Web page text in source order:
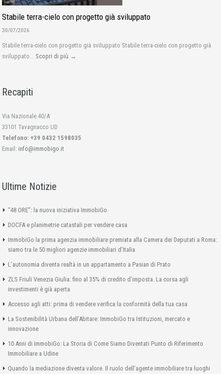
Stabile terra-cielo con progetto già sviluppato
30/07/2026
Stabile terra-cielo con progetto già sviluppato Stabile terra-cielo con progetto già
sviluppato... Scopri di più →
Recapiti
Via Nazionale 40/A
33101 Tavagnacco UD
Telefono: +39 0432 1598035
Email: info@immobigo.it
Ultime Notizie
“48 ORE”: la nuova iniziativa ImmobiGo
DOCFA e planimetrie catastali per vendere casa
ImmobiGo la prima agenzia immobiliare premiata alla Camera dei Deputati a Roma:
siamo tra le 50 migliori agenzie immobiliari d’Italia
L’autonomia diventa realtà in un appartamento a Pasian di Prato
ZLS Friuli Venezia Giulia: fino al 35% di credito d’imposta. La corsa agli
investimenti è già aperta
Accesso agli atti: prima di vendere verifica la conformità della tua casa
La Sostenibilità Urbana dell’Abitare: ImmobiGo tra Istituzioni, mercato e
innovazione
10 Anni di ImmobiGo: La Storia di Come Siamo Diventati Punto di Riferimento
Immobiliare a Udine
Quando la mediazione diventa valore. Il ruolo dell’agente immobiliare tra luoghi